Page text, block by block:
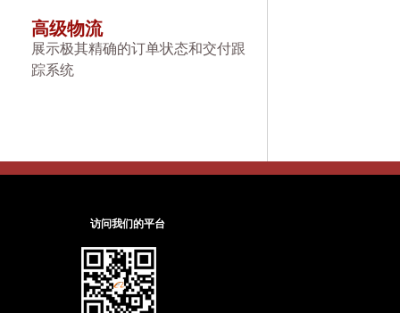
高级物流
展示极其精确的订单状态和交付跟
踪系统
访问我们的平台